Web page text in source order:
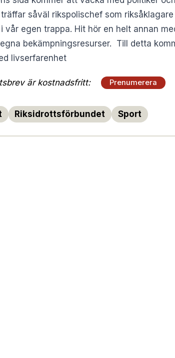
såväl rikspolischef som
vår egen trappa. Hit hör en helt annan
bekämpningsresurser. Till detta
livserfarenhet
är kostnadsfritt: Prenumerera
Riksidrottsförbundet Sport